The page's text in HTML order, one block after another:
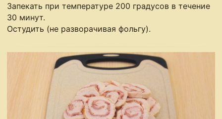
Запекать при температуре 200 градусов в течение
30 минут.
Остудить (не разворачивая фольгу).